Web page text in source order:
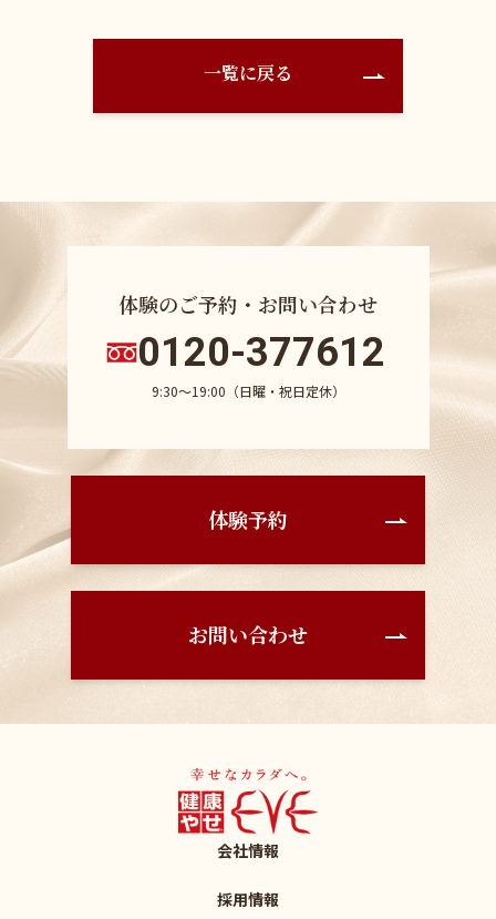
一覧に戻る
体験のご予約・お問い合わせ
0120-377612
9:30〜19:00（日曜・祝日定休）
体験予約
お問い合わせ
会社情報
採用情報